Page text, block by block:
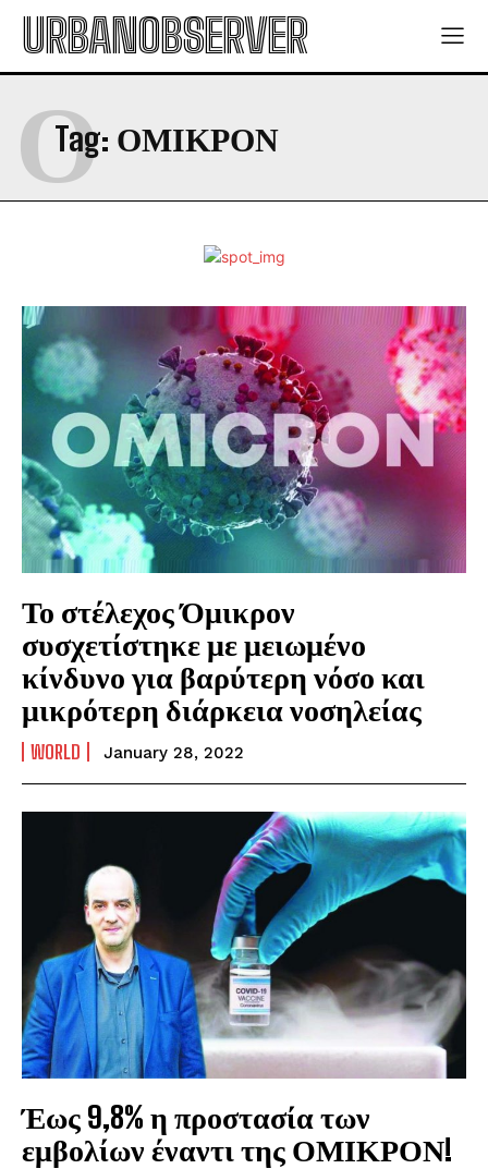
URBANOBSERVER
Tag: ΟΜΙΚΡΟΝ
Ο
Το στέλεχος Όμικρον
συσχετίστηκε με μειωμένο
κίνδυνο για βαρύτερη νόσο και
μικρότερη διάρκεια νοσηλείας
WORLD January 28, 2022
Έως 9,8% η προστασία των
εμβολίων έναντι της ΟΜΙΚΡΟΝ!